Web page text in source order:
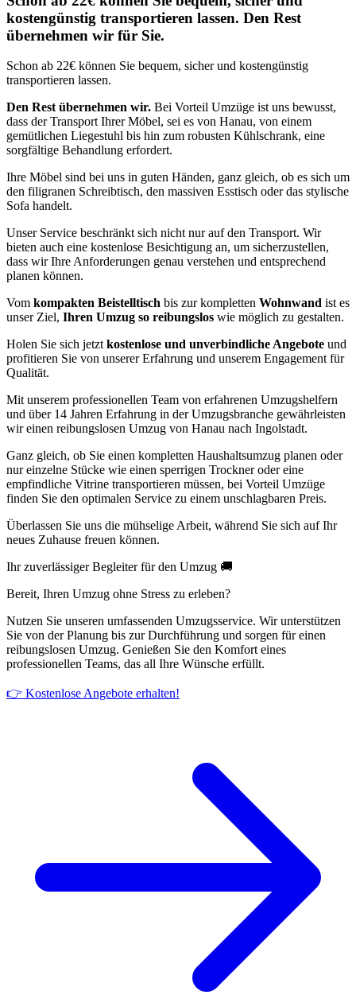
kostengünstig transportieren lassen. Den Rest
übernehmen wir für Sie.
Schon ab 22€ können Sie bequem, sicher und kostengünstig
transportieren lassen.
Den Rest übernehmen wir. Bei Vorteil Umzüge ist uns bewusst,
dass der Transport Ihrer Möbel, sei es von Hanau, von einem
gemütlichen Liegestuhl bis hin zum robusten Kühlschrank, eine
sorgfältige Behandlung erfordert.
Ihre Möbel sind bei uns in guten Händen, ganz gleich, ob es sich um
den filigranen Schreibtisch, den massiven Esstisch oder das stylische
Sofa handelt.
Unser Service beschränkt sich nicht nur auf den Transport. Wir
bieten auch eine kostenlose Besichtigung an, um sicherzustellen,
dass wir Ihre Anforderungen genau verstehen und entsprechend
planen können.
Vom kompakten Beistelltisch bis zur kompletten Wohnwand ist es
unser Ziel, Ihren Umzug so reibungslos wie möglich zu gestalten.
Holen Sie sich jetzt kostenlose und unverbindliche Angebote und
profitieren Sie von unserer Erfahrung und unserem Engagement für
Qualität.
Mit unserem professionellen Team von erfahrenen Umzugshelfern
und über 14 Jahren Erfahrung in der Umzugsbranche gewährleisten
wir einen reibungslosen Umzug von Hanau nach Ingolstadt.
Ganz gleich, ob Sie einen kompletten Haushaltsumzug planen oder
nur einzelne Stücke wie einen sperrigen Trockner oder eine
empfindliche Vitrine transportieren müssen, bei Vorteil Umzüge
finden Sie den optimalen Service zu einem unschlagbaren Preis.
Überlassen Sie uns die mühselige Arbeit, während Sie sich auf Ihr
neues Zuhause freuen können.
Ihr zuverlässiger Begleiter für den Umzug 🚚
Bereit, Ihren Umzug ohne Stress zu erleben?
Nutzen Sie unseren umfassenden Umzugsservice. Wir unterstützen
Sie von der Planung bis zur Durchführung und sorgen für einen
reibungslosen Umzug. Genießen Sie den Komfort eines
professionellen Teams, das all Ihre Wünsche erfüllt.
👉 Kostenlose Angebote erhalten!